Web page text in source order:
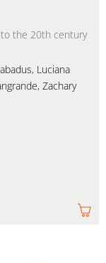
the 20th century
Luciana
Zachary